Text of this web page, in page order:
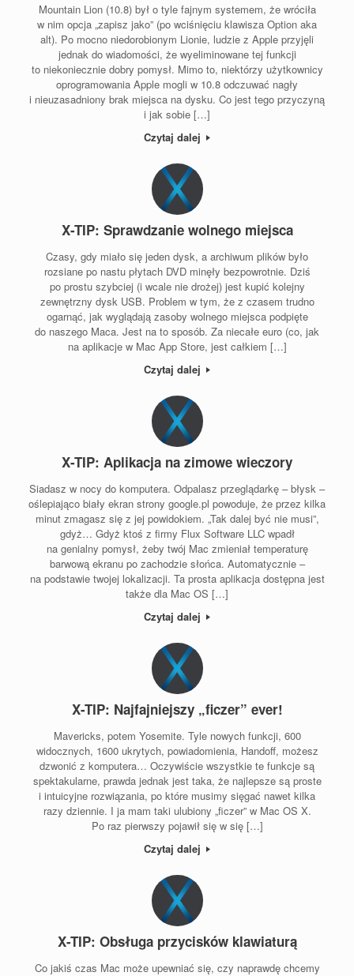
Mountain Lion (10.8) był o tyle fajnym systemem, że wróciła
w nim opcja „zapisz jako” (po wciśnięciu klawisza Option aka
alt). Po mocno niedorobionym Lionie, ludzie z Apple przyjęli
jednak do wiadomości, że wyeliminowane tej funkcji
to niekoniecznie dobry pomysł. Mimo to, niektórzy użytkownicy
oprogramowania Apple mogli w 10.8 odczuwać nagły
i nieuzasadniony brak miejsca na dysku. Co jest tego przyczyną
i jak sobie […]
Czytaj dalej
X-TIP: Sprawdzanie wolnego miejsca
Czasy, gdy miało się jeden dysk, a archiwum plików było
rozsiane po nastu płytach DVD minęły bezpowrotnie. Dziś
po prostu szybciej (i wcale nie drożej) jest kupić kolejny
zewnętrzny dysk USB. Problem w tym, że z czasem trudno
ogarnąć, jak wyglądają zasoby wolnego miejsca podpięte
do naszego Maca. Jest na to sposób. Za niecałe euro (co, jak
na aplikacje w Mac App Store, jest całkiem […]
Czytaj dalej
X-TIP: Aplikacja na zimowe wieczory
Siadasz w nocy do komputera. Odpalasz przeglądarkę – błysk –
oślepiająco biały ekran strony google.pl powoduje, że przez kilka
minut zmagasz się z jej powidokiem. „Tak dalej być nie musi”,
gdyż… Gdyż ktoś z firmy Flux Software LLC wpadł
na genialny pomysł, żeby twój Mac zmieniał temperaturę
barwową ekranu po zachodzie słońca. Automatycznie –
na podstawie twojej lokalizacji. Ta prosta aplikacja dostępna jest
także dla Mac OS […]
Czytaj dalej
X-TIP: Najfajniejszy „ficzer” ever!
Mavericks, potem Yosemite. Tyle nowych funkcji, 600
widocznych, 1600 ukrytych, powiadomienia, Handoff, możesz
dzwonić z komputera… Oczywiście wszystkie te funkcje są
spektakularne, prawda jednak jest taka, że najlepsze są proste
i intuicyjne rozwiązania, po które musimy sięgać nawet kilka
razy dziennie. I ja mam taki ulubiony „ficzer” w Mac OS X.
Po raz pierwszy pojawił się w się […]
Czytaj dalej
X-TIP: Obsługa przycisków klawiaturą
Co jakiś czas Mac może upewniać się, czy naprawdę chcemy